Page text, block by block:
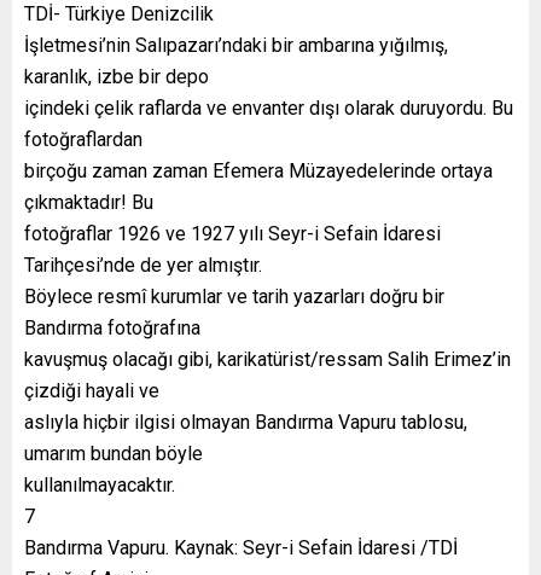
TDİ- Türkiye Denizcilik
İşletmesi’nin Salıpazarı’ndaki bir ambarına yığılmış,
karanlık, izbe bir depo
içindeki çelik raflarda ve envanter dışı olarak duruyordu. Bu
fotoğraflardan
birçoğu zaman zaman Efemera Müzayedelerinde ortaya
çıkmaktadır! Bu
fotoğraflar 1926 ve 1927 yılı Seyr-i Sefain İdaresi
Tarihçesi’nde de yer almıştır.
Böylece resmî kurumlar ve tarih yazarları doğru bir
Bandırma fotoğrafına
kavuşmuş olacağı gibi, karikatürist/ressam Salih Erimez’in
çizdiği hayali ve
aslıyla hiçbir ilgisi olmayan Bandırma Vapuru tablosu,
umarım bundan böyle
kullanılmayacaktır.
7
Bandırma Vapuru. Kaynak: Seyr-i Sefain İdaresi /TDİ